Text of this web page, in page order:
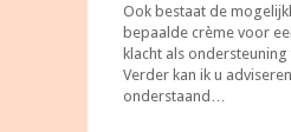
Ook bestaat de
bepaalde crème voor
klacht als
Verder kan ik u
onderstaand…